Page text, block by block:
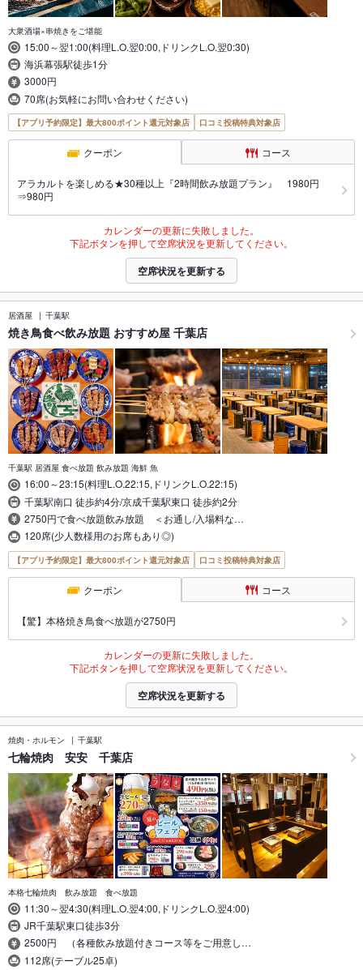
大衆酒場×串焼きをご堪能
15:00～翌1:00(料理L.O.翌0:00,ドリンクL.O.翌0:30)
海浜幕張駅徒歩1分
3000円
70席(お気軽にお問い合わせください)
【アプリ予約限定】最大800ポイント還元対象店 口コミ投稿特典対象店
クーポン コース
アラカルトを楽しめる★30種以上『2時間飲み放題プラン』 1980円
⇒980円
カレンダーの更新に失敗しました。
下記ボタンを押して空席状況を更新してください。
空席状況を更新する
居酒屋 千葉駅
焼き鳥食べ飲み放題 おすすめ屋 千葉店
千葉駅 居酒屋 食べ放題 飲み放題 海鮮 魚
16:00～23:15(料理L.O.22:15,ドリンクL.O.22:15)
千葉駅南口 徒歩約4分/京成千葉駅東口 徒歩約2分
2750円で食べ放題飲み放題 ＜お通し/入場料な…
120席(少人数様用のお席もあり◎)
【アプリ予約限定】最大800ポイント還元対象店 口コミ投稿特典対象店
クーポン コース
【驚】本格焼き鳥食べ放題が2750円
カレンダーの更新に失敗しました。
下記ボタンを押して空席状況を更新してください。
空席状況を更新する
焼肉・ホルモン 千葉駅
七輪焼肉 安安 千葉店
本格七輪焼肉 飲み放題 食べ放題
11:30～翌4:30(料理L.O.翌4:00,ドリンクL.O.翌4:00)
JR千葉駅東口徒歩3分
2500円 （各種飲み放題付きコース等をご用意し…
112席(テーブル25卓)